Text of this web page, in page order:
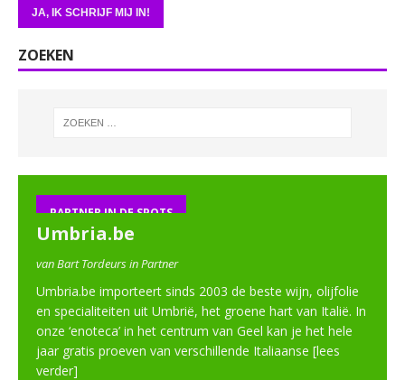
ZOEKEN
PARTNER IN DE SPOTS
Umbria.be
van Bart Tordeurs in Partner
Umbria.be importeert sinds 2003 de beste wijn, olijfolie
en specialiteiten uit Umbrië, het groene hart van Italië. In
onze ‘enoteca’ in het centrum van Geel kan je het hele
jaar gratis proeven van verschillende Italiaanse [lees
verder]